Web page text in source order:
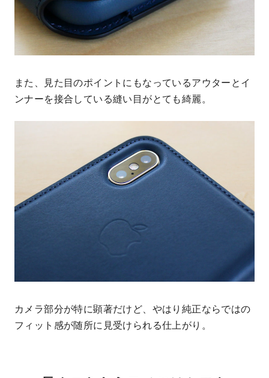
また、見た目のポイントにもなっているアウターとイ
ンナーを接合している縫い目がとても綺麗。
カメラ部分が特に顕著だけど、やはり純正ならではの
フィット感が随所に見受けられる仕上がり。